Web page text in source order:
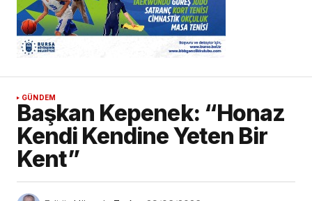
GÜNDEM
Başkan Kepenek: “Honaz
Kendi Kendine Yeten Bir
Kent”